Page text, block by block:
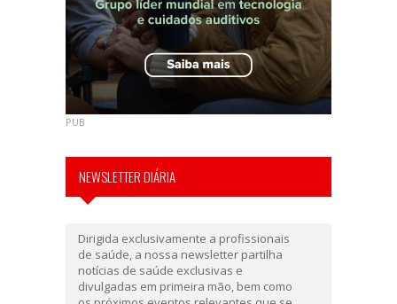
PUB
NEWSLETTER DIÁRIA
Dirigida exclusivamente a profissionais
de saúde, a nossa newsletter partilha
notícias de saúde exclusivas e
divulgadas em primeira mão, bem como